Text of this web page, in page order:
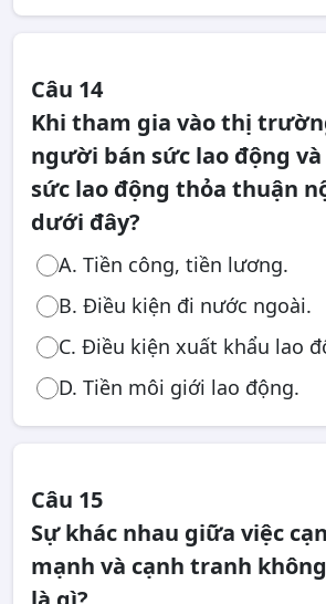
Câu 14
Khi tham gia vào thị
người bán sức lao động
sức lao động thỏa thuận
dưới đây?
A. Tiền công, tiền lương.
B. Điều kiện đi nước ngoài.
C. Điều kiện xuất khẩu lao
D. Tiền môi giới lao động.
Câu 15
Sự khác nhau giữa việc
mạnh và cạnh tranh